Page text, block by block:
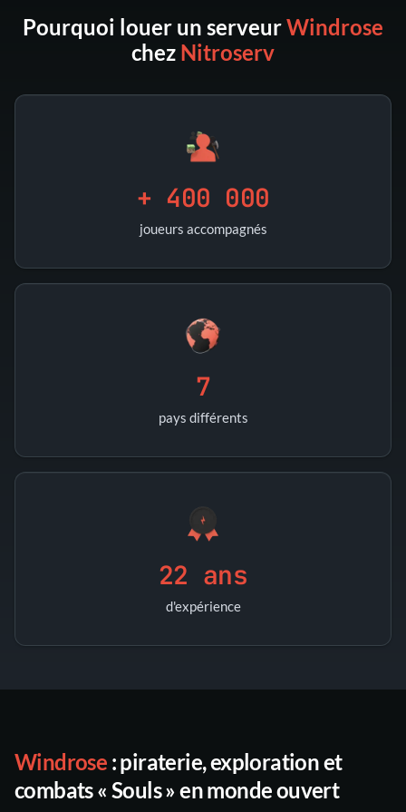
Pourquoi louer un serveurWindrose
chez Nitroserv
+ 400 000
joueurs accompagnés
7
pays différents
22 ans
d'expérience
Windrose : piraterie, exploration et
combats « Souls » en monde ouvert